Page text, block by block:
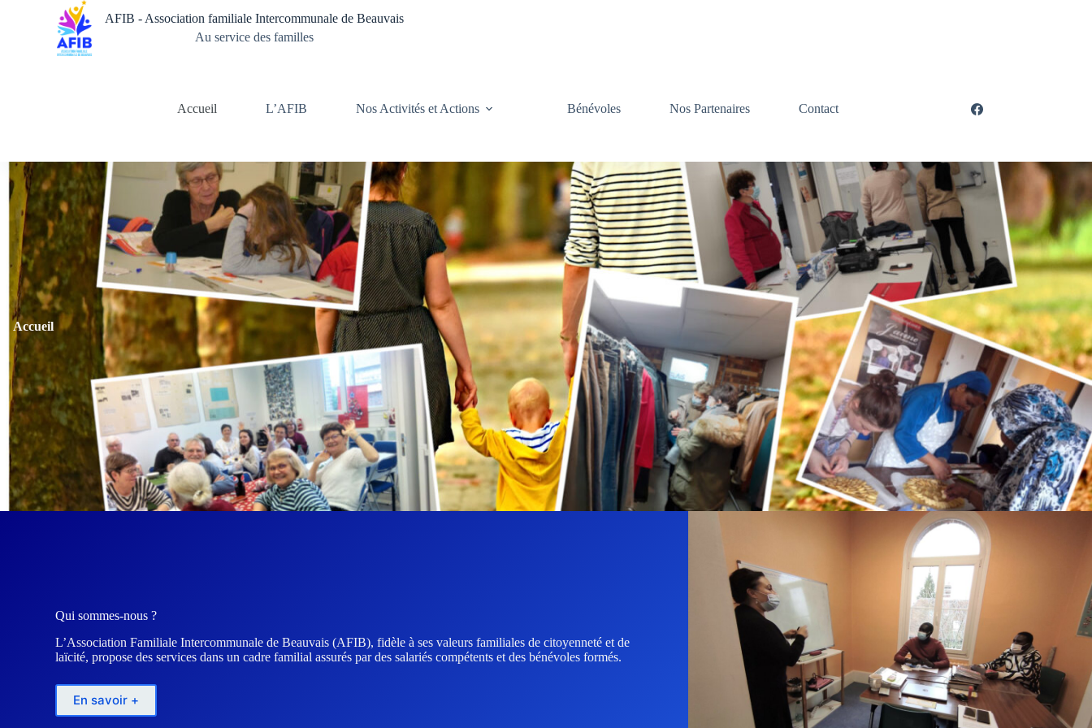
AFIB - Association familiale Intercommunale de Beauvais
Au service des familles
Accueil L’AFIB Nos Activités et Actions Bénévoles Nos Partenaires Contact
Accueil
Qui sommes-nous ?
L’Association Familiale Intercommunale de Beauvais (AFIB), fidèle à ses valeurs familiales de citoyenneté et de
laïcité, propose des services dans un cadre familial assurés par des salariés compétents et des bénévoles formés.
En savoir +